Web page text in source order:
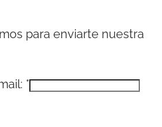
para enviarte nuestra
*